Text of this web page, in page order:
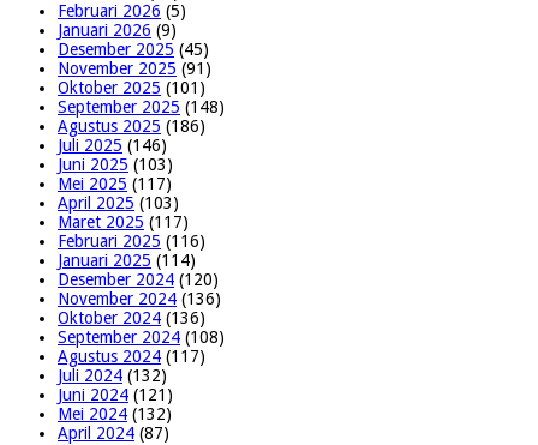
Februari 2026 (5)
Januari 2026 (9)
Desember 2025 (45)
November 2025 (91)
Oktober 2025 (101)
September 2025 (148)
Agustus 2025 (186)
Juli 2025 (146)
Juni 2025 (103)
Mei 2025 (117)
April 2025 (103)
Maret 2025 (117)
Februari 2025 (116)
Januari 2025 (114)
Desember 2024 (120)
November 2024 (136)
Oktober 2024 (136)
September 2024 (108)
Agustus 2024 (117)
Juli 2024 (132)
Juni 2024 (121)
Mei 2024 (132)
April 2024 (87)